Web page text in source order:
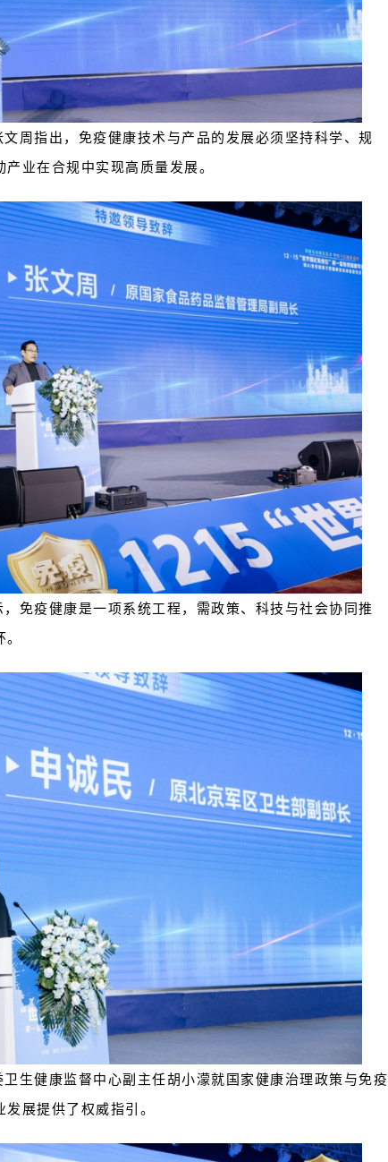
周指出，免疫健康技术与产品的发展必须坚持科学、规
业在合规中实现高质量发展。
免疫健康是一项系统工程，需政策、科技与社会协同推
生健康监督中心副主任胡小濛就国家健康治理政策与免疫
展提供了权威指引。